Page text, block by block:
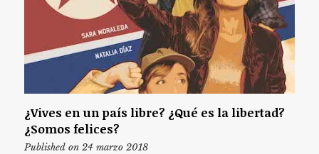
¿Vives en un país libre? ¿Qué es la libertad?
¿Somos felices?
Published on 24 marzo 2018